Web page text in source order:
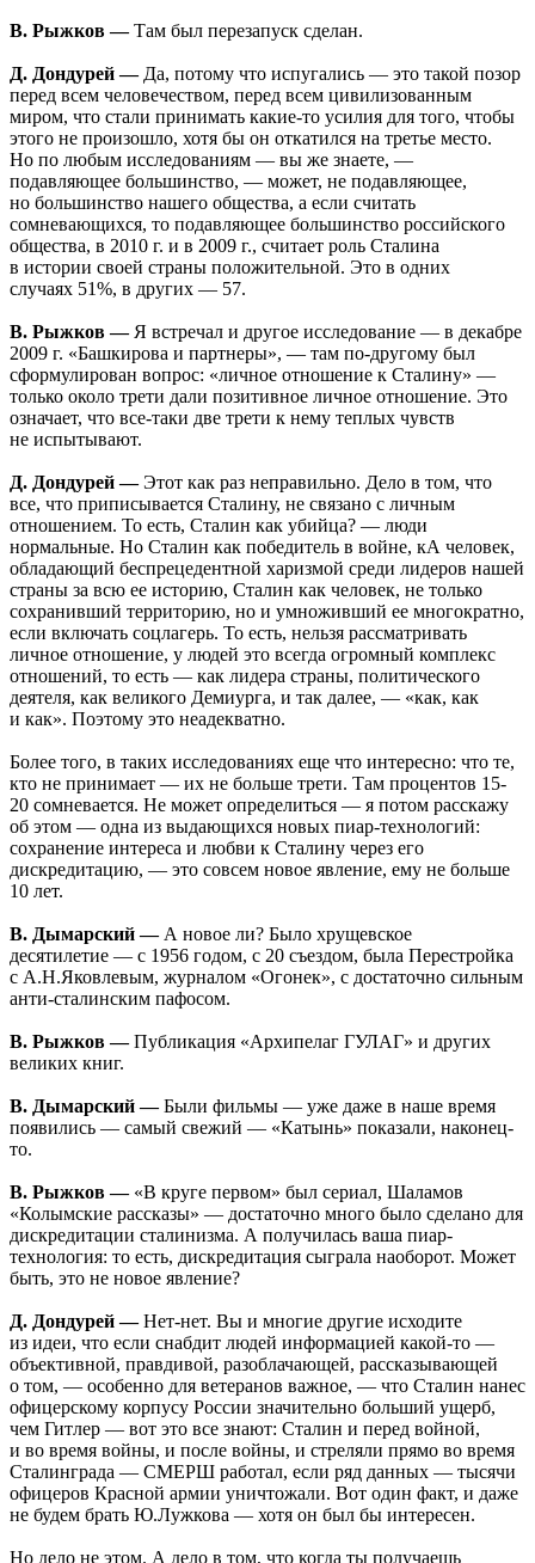
В. Рыжков —Там был перезапуск сделан.
Д. Дондурей —Да, потому что испугались — это такой позор
перед всем человечеством, перед всем цивилизованным
миром, что стали принимать какие-то усилия для того, чтобы
этого не произошло, хотя бы он откатился на третье место.
Но по любым исследованиям — вы же знаете, —
подавляющее большинство, — может, не подавляющее,
но большинство нашего общества, а если считать
сомневающихся, то подавляющее большинство российского
общества, в 2010 г. и в 2009 г., считает роль Сталина
в истории своей страны положительной. Это в одних
случаях 51%, в других — 57.
В. Рыжков —Я встречал и другое исследование — в декабре
2009 г. «Башкирова и партнеры», — там по-другому был
сформулирован вопрос: «личное отношение к Сталину» —
только около трети дали позитивное личное отношение. Это
означает, что все-таки две трети к нему теплых чувств
не испытывают.
Д. Дондурей —Этот как раз неправильно. Дело в том, что
все, что приписывается Сталину, не связано с личным
отношением. То есть, Сталин как убийца? — люди
нормальные. Но Сталин как победитель в войне, кА человек,
обладающий беспрецедентной харизмой среди лидеров нашей
страны за всю ее историю, Сталин как человек, не только
сохранивший территорию, но и умноживший ее многократно,
если включать соцлагерь. То есть, нельзя рассматривать
личное отношение, у людей это всегда огромный комплекс
отношений, то есть — как лидера страны, политического
деятеля, как великого Демиурга, и так далее, — «как, как
и как». Поэтому это неадекватно.
Более того, в таких исследованиях еще что интересно: что те,
кто не принимает — их не больше трети. Там процентов 15-
20 сомневается. Не может определиться — я потом расскажу
об этом — одна из выдающихся новых пиар-технологий:
сохранение интереса и любви к Сталину через его
дискредитацию, — это совсем новое явление, ему не больше
10 лет.
В. Дымарский —А новое ли? Было хрущевское
десятилетие — с 1956 годом, с 20 съездом, была Перестройка
с А.Н.Яковлевым, журналом «Огонек», с достаточно сильным
анти-сталинским пафосом.
В. Рыжков —Публикация «Архипелаг ГУЛАГ» и других
великих книг.
В. Дымарский —Были фильмы — уже даже в наше время
появились — самый свежий — «Катынь» показали, наконец-
то.
В. Рыжков —«В круге первом» был сериал, Шаламов
«Колымские рассказы» — достаточно много было сделано для
дискредитации сталинизма. А получилась ваша пиар-
технология: то есть, дискредитация сыграла наоборот. Может
быть, это не новое явление?
Д. Дондурей —Нет-нет. Вы и многие другие исходите
из идеи, что если снабдит людей информацией какой-то —
объективной, правдивой, разоблачающей, рассказывающей
о том, — особенно для ветеранов важное, — что Сталин нанес
офицерскому корпусу России значительно больший ущерб,
чем Гитлер — вот это все знают: Сталин и перед войной,
и во время войны, и после войны, и стреляли прямо во время
Сталинграда — СМЕРШ работал, если ряд данных — тысячи
офицеров Красной армии уничтожали. Вот один факт, и даже
не будем брать Ю.Лужкова — хотя он был бы интересен.
Но дело не этом. А дело в том, что когда ты получаешь